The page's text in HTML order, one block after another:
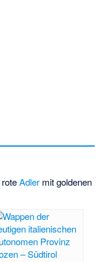
roteAdler mit goldenen